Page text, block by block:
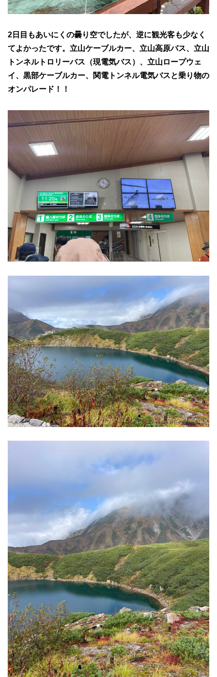
2日目もあいにくの曇り空でしたが、逆に観光客も少なく
てよかったです。立山ケーブルカー、立山高原バス、立山
トンネルトロリーバス（現電気バス）、立山ロープウェ
イ、黒部ケーブルカー、関電トンネル電気バスと乗り物の
オンパレード！！